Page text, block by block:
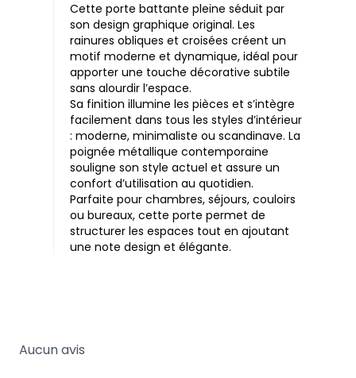
Cetteporte battante pleineséduit par
sondesign graphique original. Les
rainures obliques et croisées créent un
motif moderne et dynamique, idéal pour
apporter une touche décorative subtile
sans alourdir l’espace.
Sa finitionillumine les pièces et s’intègre
facilement dans tous les styles d’intérieur
: moderne, minimaliste ou scandinave. La
poignée métallique contemporaine
souligne son style actuel et assure un
confort d’utilisation au quotidien.
Parfaite pour chambres, séjours, couloirs
ou bureaux, cette porte permet de
structurer les espaces tout en ajoutant
une note design et élégante.
Aucun avis